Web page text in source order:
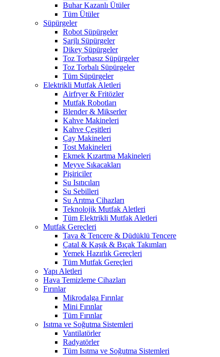
Buhar Kazanlı Ütüler
Tüm Ütüler
Süpürgeler
Robot Süpürgeler
Şarjlı Süpürgeler
Dikey Süpürgeler
Toz Torbasız Süpürgeler
Toz Torbalı Süpürgeler
Tüm Süpürgeler
Elektrikli Mutfak Aletleri
Airfryer & Fritözler
Mutfak Robotları
Blender & Mikserler
Kahve Makineleri
Kahve Çeşitleri
Çay Makineleri
Tost Makineleri
Ekmek Kızartma Makineleri
Meyve Sıkacakları
Pişiriciler
Su Isıtıcıları
Su Sebilleri
Su Arıtma Cihazları
Teknolojik Mutfak Aletleri
Tüm Elektrikli Mutfak Aletleri
Mutfak Gereçleri
Tava & Tencere & Düdüklü Tencere
Çatal & Kaşık & Bıçak Takımları
Yemek Hazırlık Gereçleri
Tüm Mutfak Gereçleri
Yapı Aletleri
Hava Temizleme Cihazları
Fırınlar
Mikrodalga Fırınlar
Mini Fırınlar
Tüm Fırınlar
Isıtma ve Soğutma Sistemleri
Vantilatörler
Radyatörler
Tüm Isıtma ve Soğutma Sistemleri